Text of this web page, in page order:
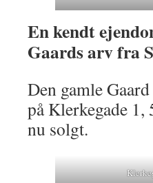
En kendt
Gaards arv fra
Den gamle
på Klerkegade
nu solgt.